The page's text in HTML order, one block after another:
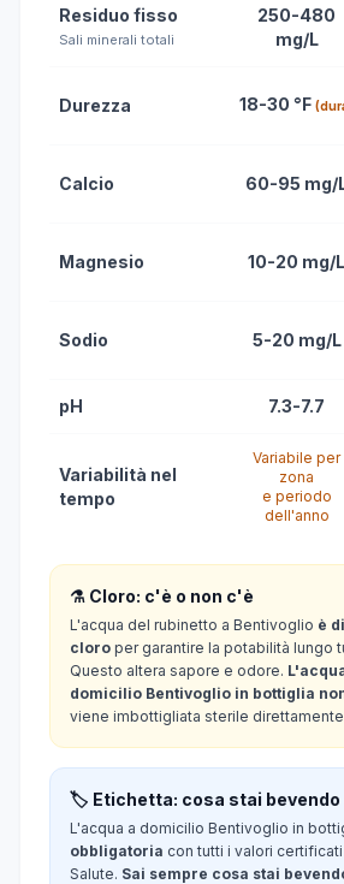
Residuo fisso
Sali minerali totali
250-480
mg/L
Durezza 18-30 °F
Calcio 60-95 mg/
Magnesio 10-20 mg/L
Sodio 5-20 mg/L
pH 7.3-7.7
Variabilità nel
tempo
Variabile per
zona
e periodo
dell'anno
⚗️ Cloro: c'è o non c'è
L'acqua del rubinetto a Bentivoglio è
cloro per garantire la potabilità lungo
Questo altera sapore e odore.
domicilio Bentivoglio in bottiglia
viene imbottigliata sterile
🏷️ Etichetta: cosa stai bevendo
L'acqua a domicilio Bentivoglio in
obbligatoria con tutti i valori
Salute. Sai sempre cosa stai